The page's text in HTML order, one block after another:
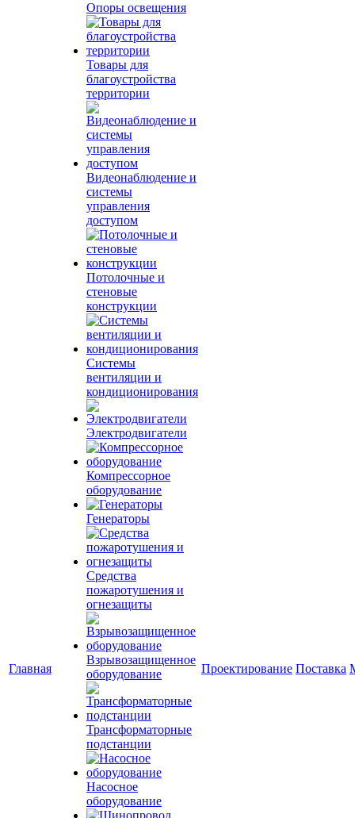
Главная
Опоры освещения
Товары для
благоустройства
территории
Видеонаблюдение и
системы
управления
доступом
Потолочные и
стеновые
конструкции
Системы
вентиляции и
кондиционирования
Электродвигатели
Компрессорное
оборудование
Генераторы
Средства
пожаротушения и
огнезащиты
Взрывозащищенное
оборудование
Трансформаторные
подстанции
Насосное
оборудование
Проектирование Поставка